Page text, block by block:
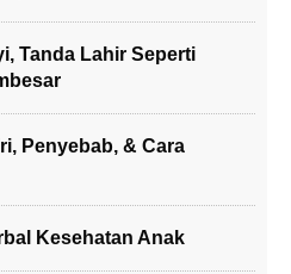
Tanda Lahir Seperti
Penyebab, & Cara
Kesehatan Anak